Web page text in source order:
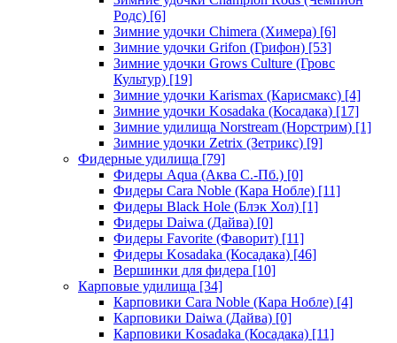
Родс) [6]
Зимние удочки Chimera (Химера) [6]
Зимние удочки Grifon (Грифон) [53]
Зимние удочки Grows Culture (Гровс
Культур) [19]
Зимние удочки Karismax (Карисмакс) [4]
Зимние удочки Kosadaka (Косадака) [17]
Зимние удилища Norstream (Норстрим) [1]
Зимние удочки Zetrix (Зетрикс) [9]
Фидерные удилища [79]
Фидеры Aqua (Аква С.-Пб.) [0]
Фидеры Cara Noble (Кара Нобле) [11]
Фидеры Black Hole (Блэк Хол) [1]
Фидеры Daiwa (Дайва) [0]
Фидеры Favorite (Фаворит) [11]
Фидеры Kosadaka (Косадака) [46]
Вершинки для фидера [10]
Карповые удилища [34]
Карповики Cara Noble (Кара Нобле) [4]
Карповики Daiwa (Дайва) [0]
Карповики Kosadaka (Косадака) [11]